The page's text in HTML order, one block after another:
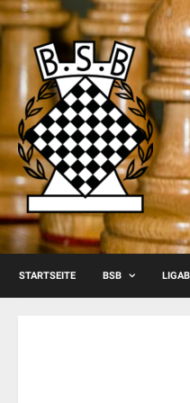
Skip
to
content
STARTSEITE BSB